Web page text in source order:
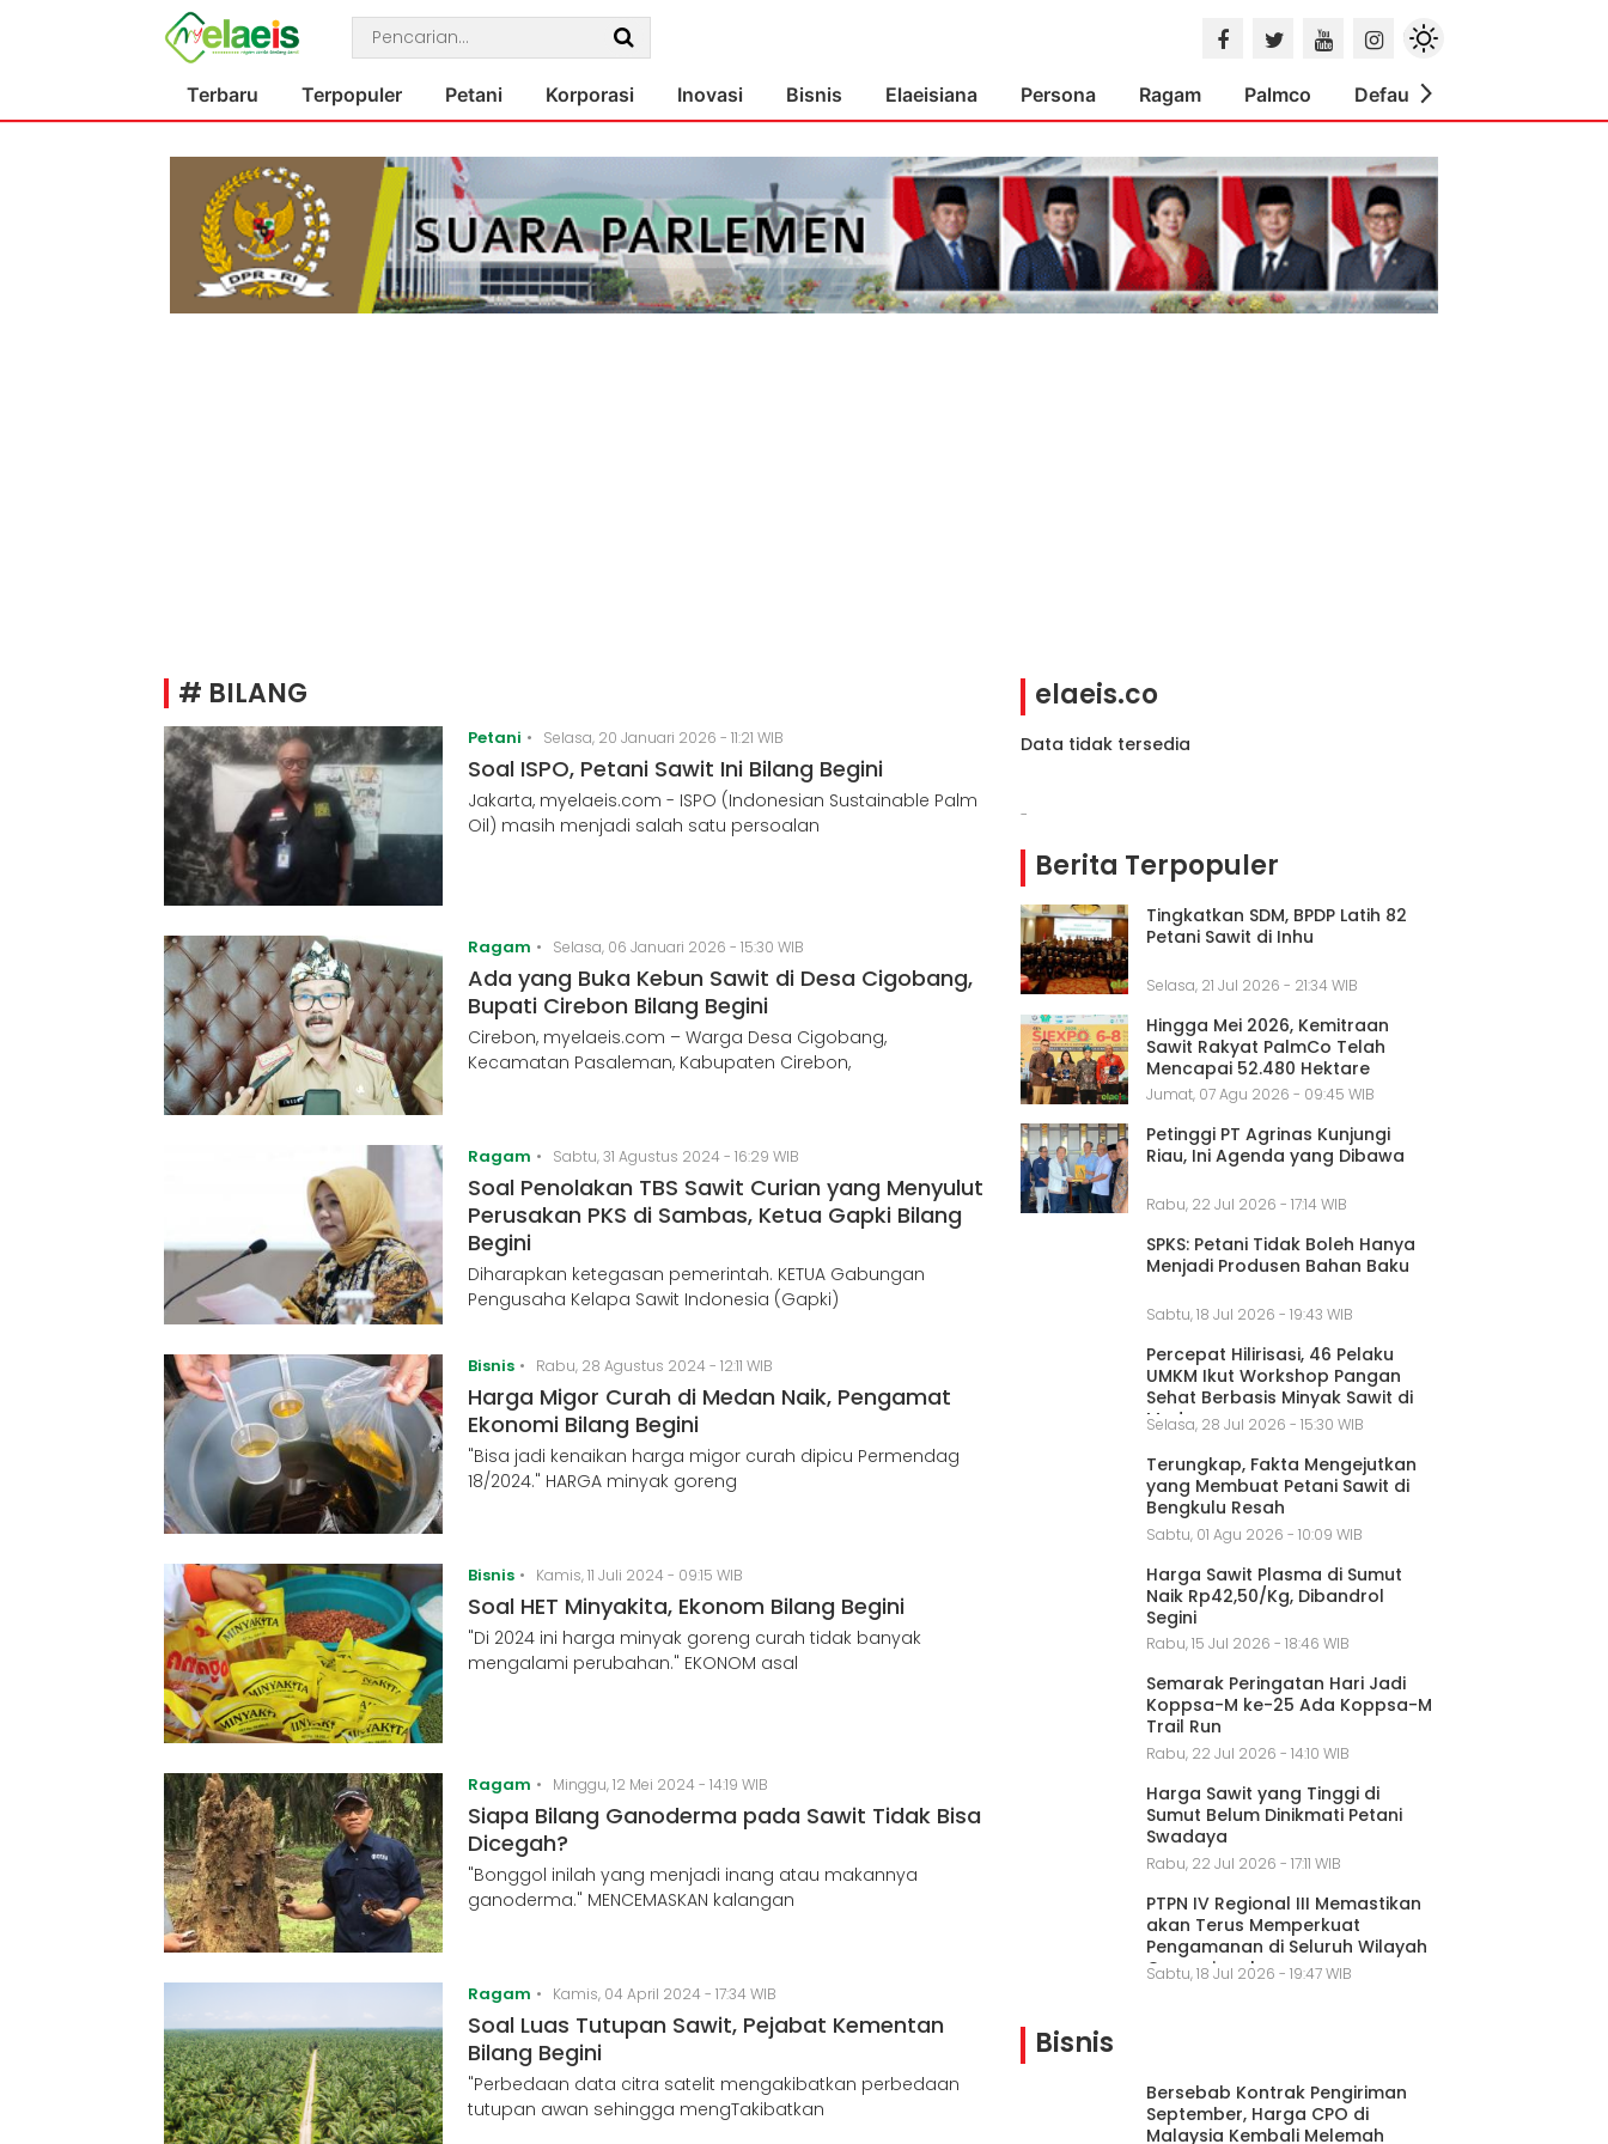
Terbaru Terpopuler Petani Korporasi Inovasi Bisnis Elaeisiana Persona Ragam Palmco Default
# BILANG
Petani • Selasa, 20 Januari 2026 - 11:21 WIB
Soal ISPO, Petani Sawit Ini Bilang Begini
Jakarta, myelaeis.com - ISPO (Indonesian Sustainable Palm
Oil) masih menjadi salah satu persoalan
Ragam • Selasa, 06 Januari 2026 - 15:30 WIB
Ada yang Buka Kebun Sawit di Desa Cigobang,
Bupati Cirebon Bilang Begini
Cirebon, myelaeis.com – Warga Desa Cigobang,
Kecamatan Pasaleman, Kabupaten Cirebon,
Ragam • Sabtu, 31 Agustus 2024 - 16:29 WIB
Soal Penolakan TBS Sawit Curian yang Menyulut
Perusakan PKS di Sambas, Ketua Gapki Bilang
Begini
Diharapkan ketegasan pemerintah. KETUA Gabungan
Pengusaha Kelapa Sawit Indonesia (Gapki)
Bisnis • Rabu, 28 Agustus 2024 - 12:11 WIB
Harga Migor Curah di Medan Naik, Pengamat
Ekonomi Bilang Begini
"Bisa jadi kenaikan harga migor curah dipicu Permendag
18/2024." HARGA minyak goreng
Bisnis • Kamis, 11 Juli 2024 - 09:15 WIB
Soal HET Minyakita, Ekonom Bilang Begini
"Di 2024 ini harga minyak goreng curah tidak banyak
mengalami perubahan." EKONOM asal
Ragam • Minggu, 12 Mei 2024 - 14:19 WIB
Siapa Bilang Ganoderma pada Sawit Tidak Bisa
Dicegah?
"Bonggol inilah yang menjadi inang atau makannya
ganoderma." MENCEMASKAN kalangan
Ragam • Kamis, 04 April 2024 - 17:34 WIB
Soal Luas Tutupan Sawit, Pejabat Kementan
Bilang Begini
"Perbedaan data citra satelit mengakibatkan perbedaan
tutupan awan sehingga mengTakibatkan
elaeis.co
Data tidak tersedia
-
Berita Terpopuler
Tingkatkan SDM, BPDP Latih 82
Petani Sawit di Inhu
Selasa, 21 Jul 2026 - 21:34 WIB
Hingga Mei 2026, Kemitraan
Sawit Rakyat PalmCo Telah
Mencapai 52.480 Hektare
Jumat, 07 Agu 2026 - 09:45 WIB
Petinggi PT Agrinas Kunjungi
Riau, Ini Agenda yang Dibawa
Rabu, 22 Jul 2026 - 17:14 WIB
SPKS: Petani Tidak Boleh Hanya
Menjadi Produsen Bahan Baku
Sabtu, 18 Jul 2026 - 19:43 WIB
Percepat Hilirisasi, 46 Pelaku
UMKM Ikut Workshop Pangan
Sehat Berbasis Minyak Sawit di
Medan
Selasa, 28 Jul 2026 - 15:30 WIB
Terungkap, Fakta Mengejutkan
yang Membuat Petani Sawit di
Bengkulu Resah
Sabtu, 01 Agu 2026 - 10:09 WIB
Harga Sawit Plasma di Sumut
Naik Rp42,50/Kg, Dibandrol
Segini
Rabu, 15 Jul 2026 - 18:46 WIB
Semarak Peringatan Hari Jadi
Koppsa-M ke-25 Ada Koppsa-M
Trail Run
Rabu, 22 Jul 2026 - 14:10 WIB
Harga Sawit yang Tinggi di
Sumut Belum Dinikmati Petani
Swadaya
Rabu, 22 Jul 2026 - 17:11 WIB
PTPN IV Regional III Memastikan
akan Terus Memperkuat
Pengamanan di Seluruh Wilayah
Operasional
Sabtu, 18 Jul 2026 - 19:47 WIB
Bisnis
Bersebab Kontrak Pengiriman
September, Harga CPO di
Malaysia Kembali Melemah